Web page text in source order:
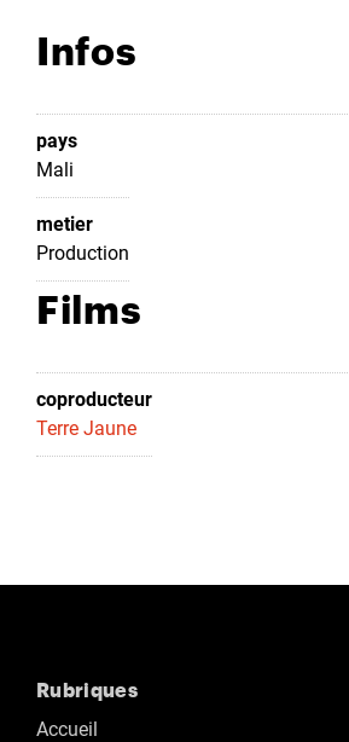
Infos
pays
Mali
metier
Production
Films
coproducteur
Terre Jaune
Rubriques
Accueil